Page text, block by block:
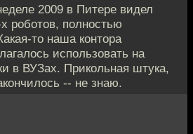
2009 в Питере видел
роботов, полностью
то наша контора
использовать на
в ВУЗах. Прикольная штука,
-- не знаю.